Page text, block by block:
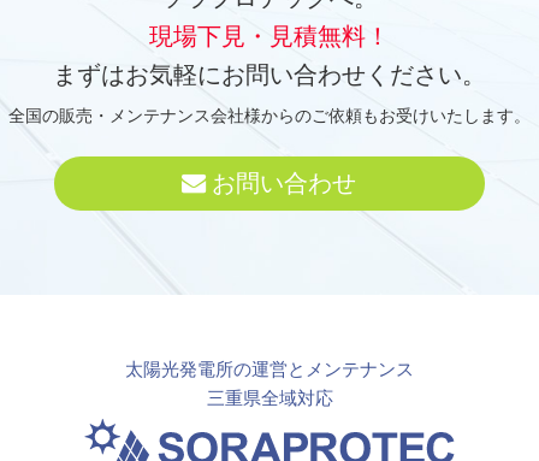
現場下見・見積無料！
まずはお気軽にお問い合わせください。
全国の販売・メンテナンス会社様からのご依頼もお受けいたします。
お問い合わせ
太陽光発電所の運営とメンテナンス
三重県全域対応